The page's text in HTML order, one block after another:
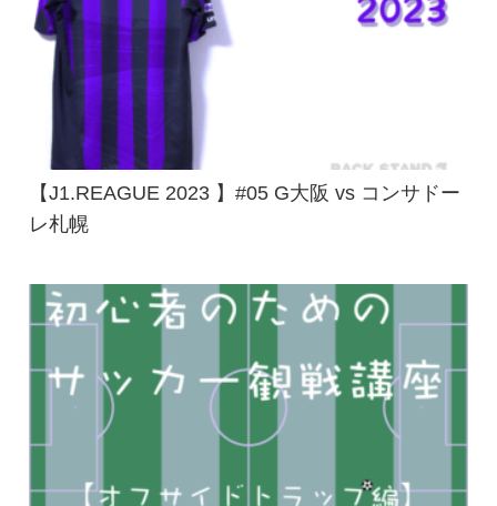
【J1.REAGUE 2023 】#05 G大阪 vs コンサドー
レ札幌